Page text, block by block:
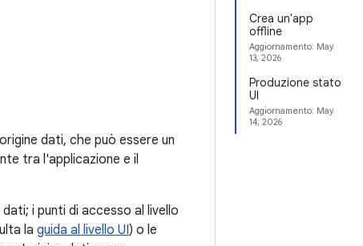
Crea un'app
offline
Aggiornamento: May
13, 2026
Produzione stato
UI
Aggiornamento: May
14, 2026
dati, che può essere un
tra l'applicazione e il
i punti di accesso al livello
la guida al livello UI) o le